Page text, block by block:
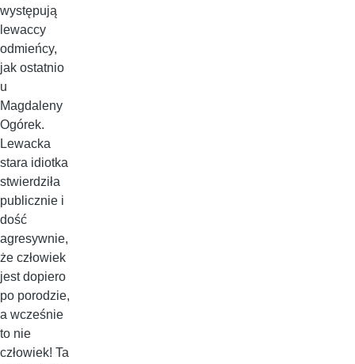
występują
lewaccy
odmieńcy,
jak ostatnio
u
Magdaleny
Ogórek.
Lewacka
stara idiotka
stwierdziła
publicznie i
dość
agresywnie,
że człowiek
jest dopiero
po porodzie,
a wcześnie
to nie
człowiek! Ta